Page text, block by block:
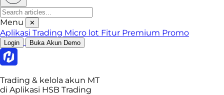
Menu ✕
Aplikasi Trading Micro lot Fitur Premium Promo
Login Buka Akun Demo
Trading & kelola akun MT
di Aplikasi HSB Trading